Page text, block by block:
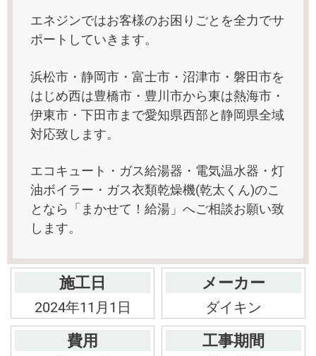
エネジンではお客様のお困りごとを全力でサ
ポートしていきます。
浜松市・静岡市・富士市・沼津市・磐田市を
はじめ西は豊橋市・豊川市から東は熱海市・
伊東市・下田市まで愛知県西部と静岡県全域
対応致します。
エコキュート・ガス給湯器・電気温水器・灯
油ボイラー・ガス衣類乾燥機(乾太くん)のこ
となら「まかせて！給湯」へご相談お願い致
します。
施工日
2024年11月1日
メーカー
ダイキン
費用 工事期間